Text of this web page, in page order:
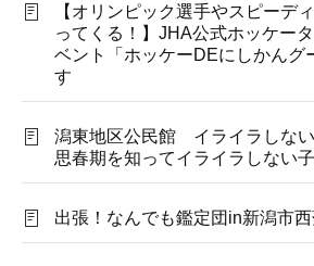
【オリンピック選手やスピーデ
ってくる！】JHA公式ホッケー
ベント「ホッケーDEにしかんグ
す
潟東地区公民館 イライラしな
思春期を知ってイライラしない
出張！なんでも鑑定団in新潟市